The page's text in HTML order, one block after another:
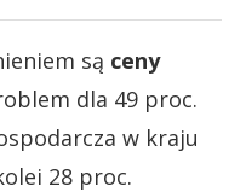
są ceny
dla 49 proc.
w kraju
28 proc.